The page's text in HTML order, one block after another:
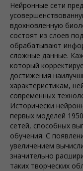
Нейронные сети
вдохновленную
состоят из слоев
обрабатывают
сложные данные.
который
достижения
характеристикам,
современных
Исторически
первых моделей
сетей, способных
обучения. С
увеличением
значительно
таких творческих